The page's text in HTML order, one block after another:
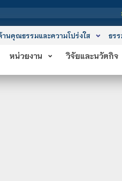
สถาบันเทคโนโล
านคุณธรรมและความโปร่งใส ธร
หน่วยงาน วิจัยและนวัตกิจ